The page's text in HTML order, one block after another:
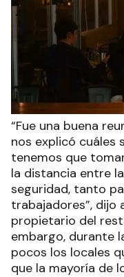
“Fue una buena
nos explicó cuáles
tenemos que
la distancia entre
seguridad, tanto
trabajadores”, dijo
propietario del
embargo, durante
pocos los locales
que la mayoría de